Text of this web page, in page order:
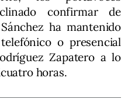
confirmar de
ha mantenido
o presencial
Zapatero a lo
horas.